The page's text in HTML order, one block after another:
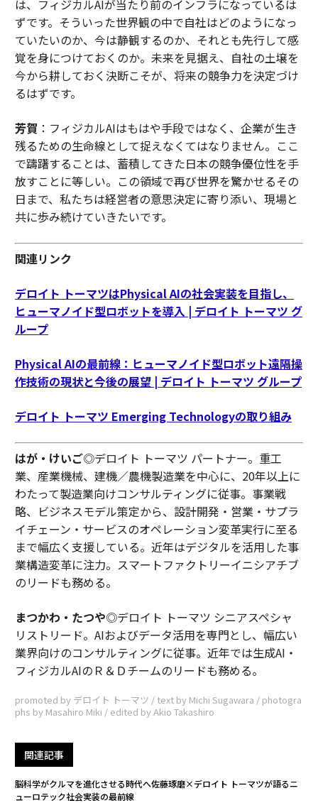
は、フィジカルAIが当たり前のインフラになっているは
ずです。そういった世界観の中で自社はどのようになっ
ていたいのか、今は静観するのか、それとも先行して感
覚を身につけておくのか。未来を見据え、自社の土壌を
今から耕しておく決断こそが、将来の競争力を決定づけ
るはずです。
芳賀 ：フィジカルAIはもはや手段ではなく、企業が生き
残るための生命線として捉えなくてはなりません。ここ
で躊躇することは、蓄積してきた日本の競争優位性を手
放すことに等しい。この領域で再び世界を驚かせるその
日まで、私たちは経営者の意思決定に寄り添い、現場と
共に歩み続けていきたいです。
関連リンク
デロイト トーマツはPhysical AIの社会実装を目指し、
ヒューマノイド型ロボットを導入 | デロイト トーマツ グ
ループ
Physical AIの最前線：ヒューマノイド型ロボット遠隔操
作技術の現状と今後の展望 | デロイト トーマツ グループ
デロイト トーマツ Emerging Technologyの取り組み
はが・けいご◎デロイト トーマツ パートナー。重工
業、産業機械、建機／農機製造業を中心に、20年以上に
わたって製造業向けコンサルティングに従事。事業戦
略、ビジネスモデル策定から、設計開発・営業・サプラ
イチェーン・サービスのオペレーション変革実行に至る
まで幅広く支援している。近年はデジタルを活用した事
業構造変革に注力。スマートファクトリーイニシアチブ
のリードも務める。
まつかわ・たつや◎デロイト トーマツ シニアスペシャ
リストリード。AIおよびデータ活用を専門とし、幅広い
業界向けのコンサルティングに従事。近年では生成AI・
フィジカルAIのＲ＆Ｄチームのリードも務める。
promoted by デロイト トーマツ / text by Michi Sugawara / photogra
phs by Masahiro Miki / edited by Akio Takashiro
関連記事
脳科学がクルマを進化させる時代へ――佐藤琢磨×デロイト トーマツが語るニ
ューロテック社会実装の最前線